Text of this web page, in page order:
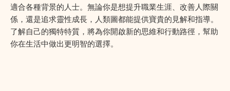
適合各種背景的人士。無論你是想提升職業生涯、改善人際關
係，還是追求靈性成長，人類圖都能提供寶貴的見解和指導。
了解自己的獨特特質，將為你開啟新的思維和行動路徑，幫助
你在生活中做出更明智的選擇。